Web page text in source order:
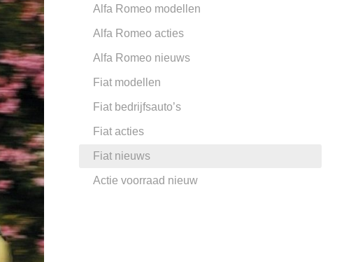
Alfa Romeo modellen
Alfa Romeo acties
Alfa Romeo nieuws
Fiat modellen
Fiat bedrijfsauto’s
Fiat acties
Fiat nieuws
Actie voorraad nieuw